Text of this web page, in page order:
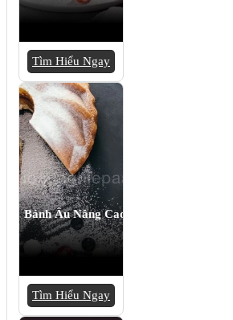
Tìm Hiểu Ngay
Bánh Âu Nâng Cao
Tìm Hiểu Ngay